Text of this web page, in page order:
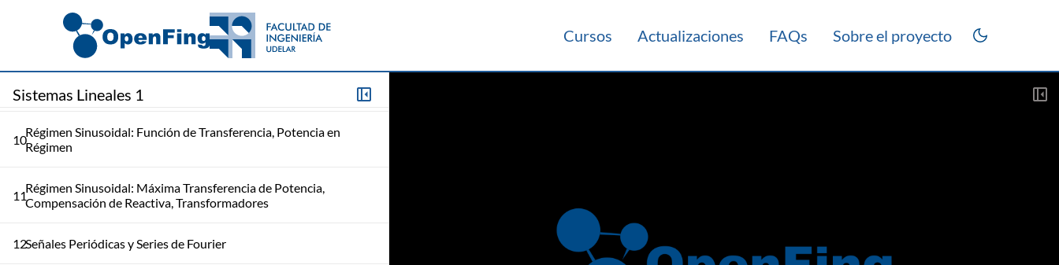
Cursos Actualizaciones FAQs Sobre el proyecto
Sistemas Lineales 1
Producto Convolución
Modelado de Sistemas Lineales
9 Régimen Sinusoidal: Fasores, Impedancia
10Régimen Sinusoidal: Función de Transferencia, Potencia en
Régimen
11Régimen Sinusoidal: Máxima Transferencia de Potencia,
Compensación de Reactiva, Transformadores
12Señales Periódicas y Series de Fourier